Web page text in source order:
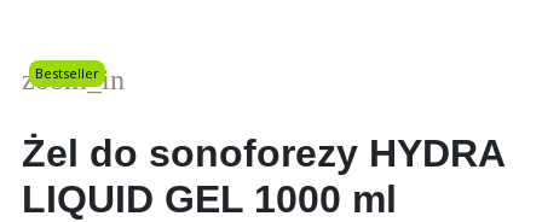
Bestseller
zoom_in
Żel do sonoforezy HYDRA
LIQUID GEL 1000 ml